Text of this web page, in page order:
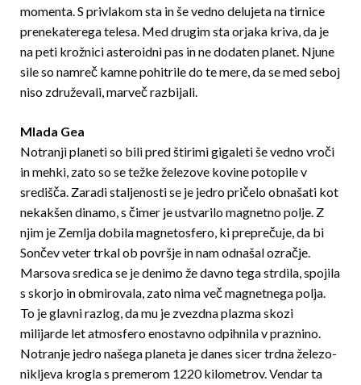
momenta. S privlakom sta in še vedno delujeta na tirnice
prenekaterega telesa. Med drugim sta orjaka kriva, da je
na peti krožnici asteroidni pas in ne dodaten planet. Njune
sile so namreč kamne pohitrile do te mere, da se med seboj
niso združevali, marveč razbijali.
Mlada Gea
Notranji planeti so bili pred štirimi gigaleti še vedno vroči
in mehki, zato so se težke železove kovine potopile v
središča. Zaradi staljenosti se je jedro pri­če­lo obnašati kot
nekakšen dinamo, s čimer je ustvarilo magnetno polje. Z
njim je Zemlja dobila magnetosfero, ki preprečuje, da bi
Sončev veter trkal ob površje in nam odnašal ozračje.
Marsova sredica se je denimo že davno tega strdila, spojila
s skorjo in obmirovala, zato nima več magnetnega polja.
To je glavni razlog, da mu je zvezdna plazma skozi
milijarde let atmosfero enostavno odpihnila v praznino.
Notranje jedro našega planeta je danes sicer trdna železo-
nikljeva krogla s premerom 1220 kilometrov. Vendar ta